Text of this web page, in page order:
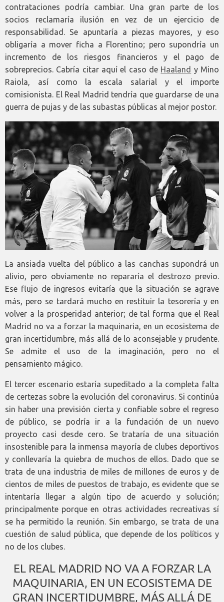
contrataciones podría cambiar. Una gran parte de los
socios reclamaría ilusión en vez de un ejercicio de
responsabilidad. Se apuntaría a piezas mayores, y eso
obligaría a mover ficha a Florentino; pero supondría un
incremento de los riesgos financieros y el pago de
sobreprecios. Cabría citar aquí el caso de Haaland y Mino
Raiola, así como la escala salarial y el importe
comisionista. El Real Madrid tendría que guardarse de una
guerra de pujas y de las subastas públicas al mejor postor.
La ansiada vuelta del público a las canchas supondrá un
alivio, pero obviamente no repararía el destrozo previo.
Ese flujo de ingresos evitaría que la situación se agrave
más, pero se tardará mucho en restituir la tesorería y en
volver a la prosperidad anterior; de tal forma que el Real
Madrid no va a forzar la maquinaria, en un ecosistema de
gran incertidumbre, más allá de lo aconsejable y prudente.
Se admite el uso de la imaginación, pero no el
pensamiento mágico.
El tercer escenario estaría supeditado a la completa falta
de certezas sobre la evolución del coronavirus. Si continúa
sin haber una previsión cierta y confiable sobre el regreso
de público, se podría ir a la fundación de un nuevo
proyecto casi desde cero. Se trataría de una situación
insostenible para la inmensa mayoría de clubes deportivos
y conllevaría la quiebra de muchos de ellos. Dado que se
trata de una industria de miles de millones de euros y de
cientos de miles de puestos de trabajo, es evidente que se
intentaría llegar a algún tipo de acuerdo y solución;
principalmente porque en otras actividades recreativas sí
se ha permitido la reunión. Sin embargo, se trata de una
cuestión de salud pública, que depende de los políticos y
no de los clubes.
EL REAL MADRID NO VA A FORZAR LA
MAQUINARIA, EN UN ECOSISTEMA DE
GRAN INCERTIDUMBRE, MÁS ALLÁ DE